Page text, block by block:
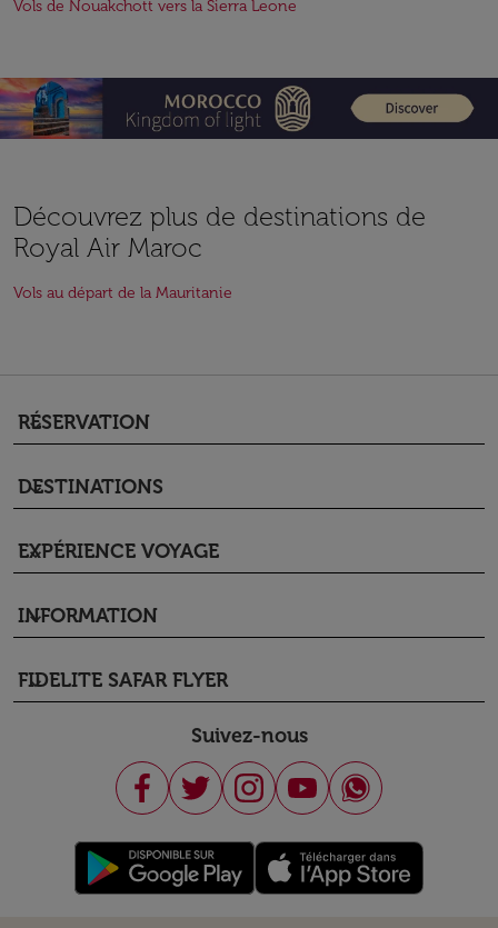
Vols de Nouakchott vers la Sierra Leone
Découvrez plus de destinations de
Royal Air Maroc
Vols au départ de la Mauritanie
RÉSERVATION
keyboard_arrow_down
DESTINATIONS
keyboard_arrow_down
EXPÉRIENCE VOYAGE
keyboard_arrow_down
INFORMATION
keyboard_arrow_down
FIDELITE SAFAR FLYER
keyboard_arrow_down
Suivez-nous